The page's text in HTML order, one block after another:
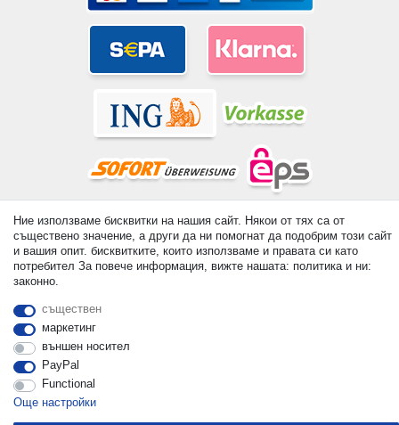
© Copyright 2026 | Всички права запазени. - All rights reserved.
Prices incl. VAT. 19% VAT Basic prices see article detail | *
Applies to deliveries to the UK!
Ние използваме бисквитки на нашия сайт. Някои от тях са от
съществено значение, а други да ни помогнат да подобрим този сайт
и вашия опит. бисквитките, които използваме и правата си като
потребител За повече информация, вижте нашата: политика и ни:
законно.
съществен
маркетинг
външен носител
PayPal
Functional
Още настройки